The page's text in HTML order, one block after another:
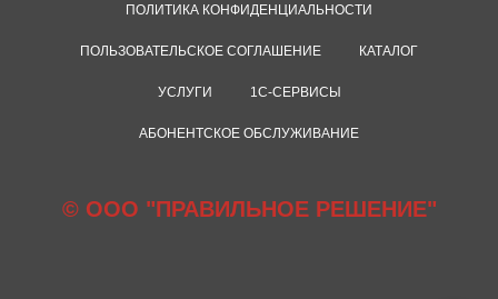
ПОЛИТИКА КОНФИДЕНЦИАЛЬНОСТИ
ПОЛЬЗОВАТЕЛЬСКОЕ СОГЛАШЕНИЕ КАТАЛОГ
УСЛУГИ 1С-СЕРВИСЫ
АБОНЕНТСКОЕ ОБСЛУЖИВАНИЕ
© ООО "ПРАВИЛЬНОЕ РЕШЕНИЕ"